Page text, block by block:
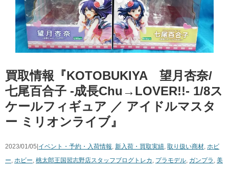
買取情報『KOTOBUKIYA 望月杏奈/
七尾百合子 ​-成長Chu→LOVER!!- ​1/8ス
ケールフィギュア ／ アイドルマスタ
ー ​ミリオンライブ』
2023/01/05| イベント・予約・入荷情報, 新入荷・買取実績, 取り扱い商材, ホビ
ー, ホビー, 桃太郎王国習志野店スタッフブログ トレカ , プラモデル, ガンプラ , 美